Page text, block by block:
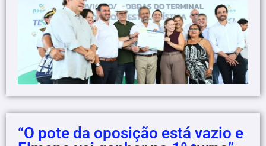
“O pote da oposição está vazio e